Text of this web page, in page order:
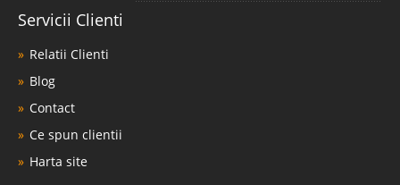
Servicii Clienti
Relatii Clienti
Blog
Contact
Ce spun clientii
Harta site